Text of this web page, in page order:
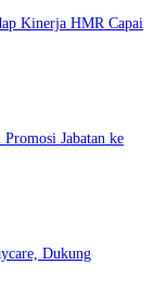
Kinerja HMR Capai
Jabatan ke
Dukung